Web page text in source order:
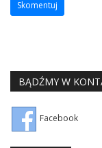
BĄDŹMY W
Facebook